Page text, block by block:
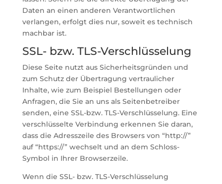
Daten an einen anderen Verantwortlichen
verlangen, erfolgt dies nur, soweit es technisch
machbar ist.
SSL- bzw. TLS-Verschlüsselung
Diese Seite nutzt aus Sicherheitsgründen und
zum Schutz der Übertragung vertraulicher
Inhalte, wie zum Beispiel Bestellungen oder
Anfragen, die Sie an uns als Seitenbetreiber
senden, eine SSL-bzw. TLS-Verschlüsselung. Eine
verschlüsselte Verbindung erkennen Sie daran,
dass die Adresszeile des Browsers von “http://”
auf “https://” wechselt und an dem Schloss-
Symbol in Ihrer Browserzeile.
Wenn die SSL- bzw. TLS-Verschlüsselung